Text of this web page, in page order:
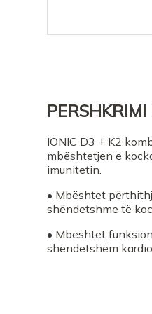
IONIC D3 + K2
mbështetjen e
imunitetin.
• Mbështet
shëndetshme të
• Mbështet
shëndetshëm